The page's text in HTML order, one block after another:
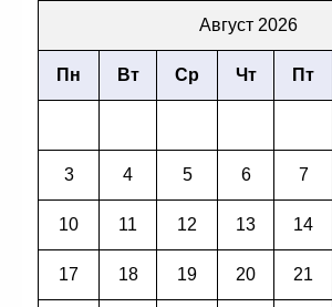
Август 2026
Пн Вт Ср Чт Пт
3 4 5 6 7
10 11 12 13 14
17 18 19 20 21